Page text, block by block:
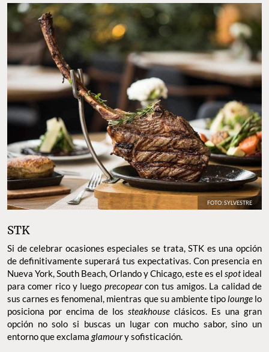
FOTO: SYLVESTRE
STK
Si de celebrar ocasiones especiales se trata, STK es una opción
de definitivamente superará tus expectativas. Con presencia en
Nueva York, South Beach, Orlando y Chicago, este es el spotideal
para comer rico y luego precopearcon tus amigos. La calidad de
sus carnes es fenomenal, mientras que su ambiente tipolounge lo
posiciona por encima de los steakhouse clásicos. Es una gran
opción no solo si buscas un lugar con mucho sabor, sino un
entorno que exclama glamoury sofisticación.